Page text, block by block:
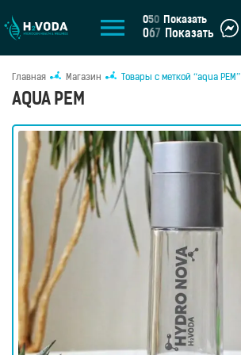
МАГАЗИН
Генераторы
водородной
Портативные
генераторы
Стационарные
генераторы
Водородные
кувшины
Водородные
050 Показать
067 Показать
Главная Магазин Товары с меткой “aqua PEM”
AQUA PEM